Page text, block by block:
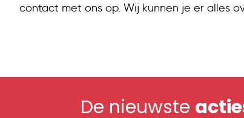
contact met ons op. Wij kunnen je er alles
De nieuwste